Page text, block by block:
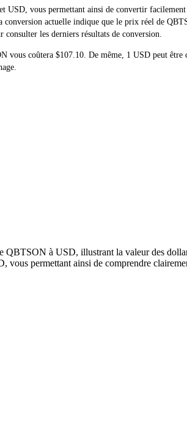
USD, vous permettant ainsi de convertir
actuelle indique que le prix réel de
consulter les derniers résultats de conversion.
vous coûtera $107.10. De même, 1 USD peut
QBTSON à USD, illustrant la valeur des
permettant ainsi de comprendre